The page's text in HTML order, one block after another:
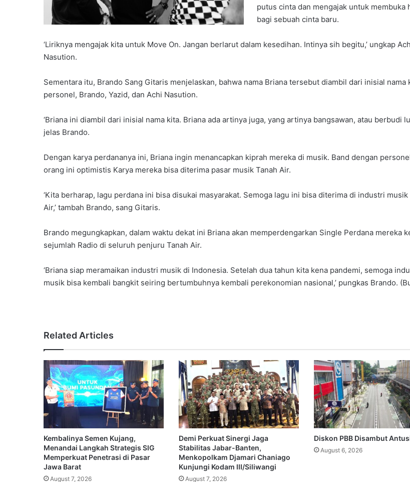
putus cinta dan mengajak untuk membuka
bagi sebuah cinta baru.
‘Liriknya mengajak kita untuk Move On. Jangan berlarut dalam kesedihan. Intinya sih begitu,’ ungkap
Nasution.
Sementara itu, Brando Sang Gitaris menjelaskan, bahwa nama Briana tersebut diambil dari inisial nama
personel, Brando, Yazid, dan Achi Nasution.
‘Briana ini diambil dari inisial nama kita. Briana ada artinya juga, yang artinya bangsawan, atau berbudi
jelas Brando.
Dengan karya perdananya ini, Briana ingin menancapkan kiprah mereka di musik. Band dengan
orang ini optimistis Karya mereka bisa diterima pasar musik Tanah Air.
‘Kita berharap, lagu perdana ini bisa disukai masyarakat. Semoga lagu ini bisa diterima di industri musik
Air,’ tambah Brando, sang Gitaris.
Brando megungkapkan, dalam waktu dekat ini Briana akan memperdengarkan Single Perdana mereka
sejumlah Radio di seluruh penjuru Tanah Air.
‘Briana siap meramaikan industri musik di Indonesia. Setelah dua tahun kita kena pandemi, semoga
musik bisa kembali bangkit seiring bertumbuhnya kembali perekonomian nasional,’ pungkas Brando.
Related Articles
Kembalinya Semen Kujang,
Menandai Langkah Strategis SIG
Memperkuat Penetrasi di Pasar
Jawa Barat
August 7, 2026
Demi Perkuat Sinergi Jaga
Stabilitas Jabar-Banten,
Menkopolkam Djamari Chaniago
Kunjungi Kodam III/Siliwangi
August 7, 2026
Diskon PBB Disambut
August 6, 2026